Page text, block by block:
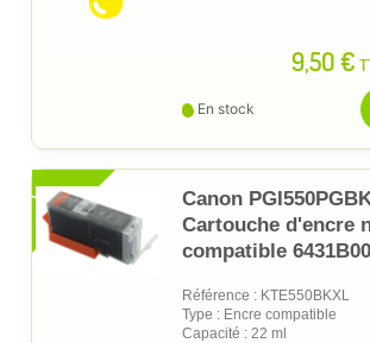
9,50 €
En stock
XL
Canon
Cartouche d'encre
compatible
Référence : KTE550BKXL
Type : Encre compatible
Capacité : 22 ml